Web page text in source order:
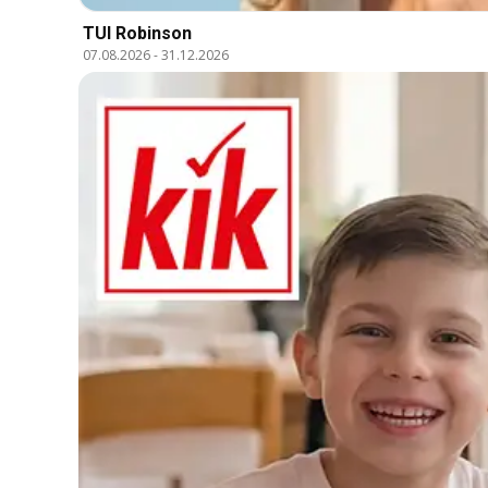
TUI Robinson
07.08.2026-31.12.2026